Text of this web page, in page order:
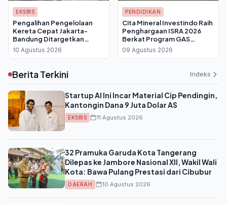
EKSBIS
Pengalihan Pengelolaan
Kereta Cepat Jakarta-
Bandung Ditargetkan
Rampung September,
Menkeu Siapkan Skema
10 Agustus 2026
PENDIDIKAN
Cita Mineral Investindo Raih
Penghargaan ISRA 2026
Berkat Program GAS
CERDAS, 89 Anak Putus
Sekolah Kembali
09 Agustus 2026
Berita Terkini Indeks
Startup AI Ini Incar Material Cip Pendingin,
Kantongin Dana 9 Juta Dolar AS
EKSBIS 11 Agustus 2026
32 Pramuka Garuda Kota Tangerang
Dilepas ke Jambore Nasional XII, Wakil Wali
Kota: Bawa Pulang Prestasi dari Cibubur
DAERAH 10 Agustus 2026